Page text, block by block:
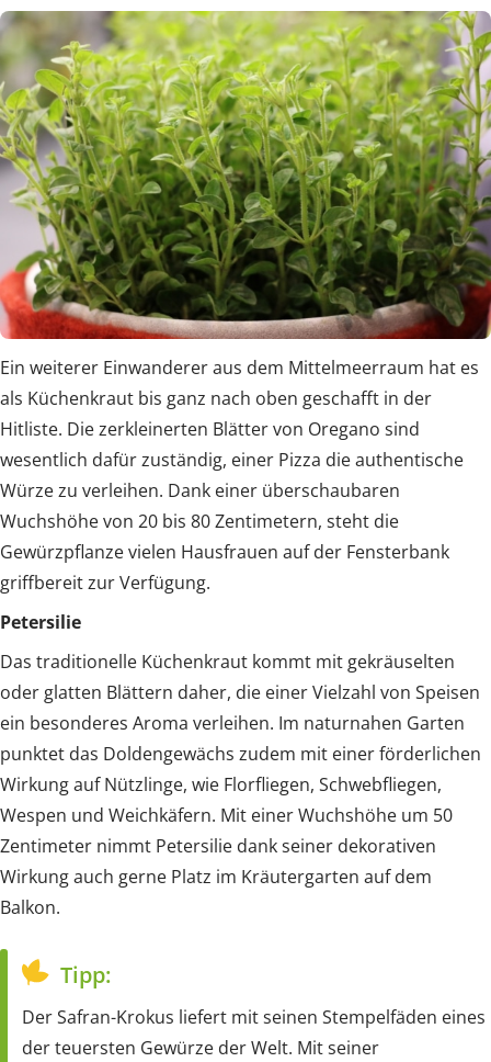
Ein weiterer Einwanderer aus dem Mittelmeerraum hat es
als Küchenkraut bis ganz nach oben geschafft in der
Hitliste. Die zerkleinerten Blätter von Oregano sind
wesentlich dafür zuständig, einer Pizza die authentische
Würze zu verleihen. Dank einer überschaubaren
Wuchshöhe von 20 bis 80 Zentimetern, steht die
Gewürzpflanze vielen Hausfrauen auf der Fensterbank
griffbereit zur Verfügung.
Petersilie
Das traditionelle Küchenkraut kommt mit gekräuselten
oder glatten Blättern daher, die einer Vielzahl von Speisen
ein besonderes Aroma verleihen. Im naturnahen Garten
punktet das Doldengewächs zudem mit einer förderlichen
Wirkung auf Nützlinge, wie Florfliegen, Schwebfliegen,
Wespen und Weichkäfern. Mit einer Wuchshöhe um 50
Zentimeter nimmt Petersilie dank seiner dekorativen
Wirkung auch gerne Platz im Kräutergarten auf dem
Balkon.
Tipp:
Der Safran-Krokus liefert mit seinen Stempelfäden eines
der teuersten Gewürze der Welt. Mit seiner